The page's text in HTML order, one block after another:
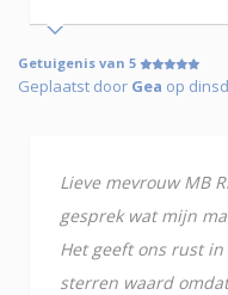
Getuigenis van 5
Geplaatst door Gea op
Lieve mevrouw MB
gesprek wat mijn
Het geeft ons rust
sterren waard